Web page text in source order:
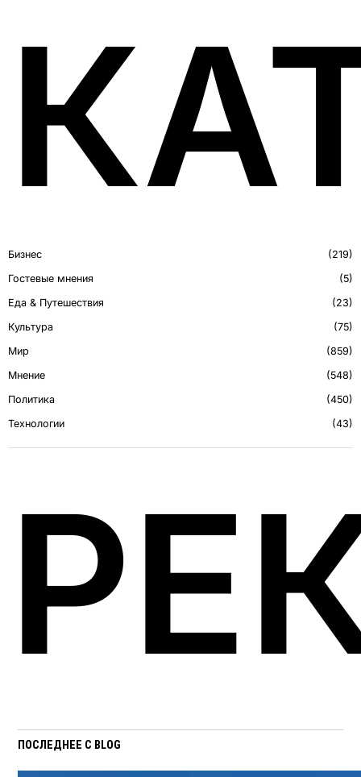
Бизнес
219
Гостевые мнения
5
Еда & Путешествия
23
Культура
75
Мир
859
Мнение
548
Политика
450
Технологии
43
ПОСЛЕДНЕЕ С BLOG